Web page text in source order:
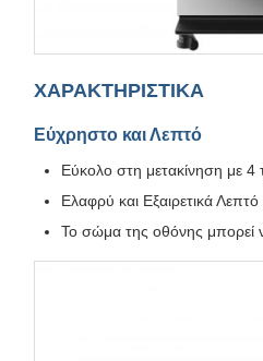
ΧΑΡΑΚΤΗΡΙΣΤΙΚΑ
Εύχρηστο και Λεπτό
Εύκολο στη μετακίνηση με 4
Ελαφρύ και Εξαιρετικά
Το σώμα της οθόνης μπορεί